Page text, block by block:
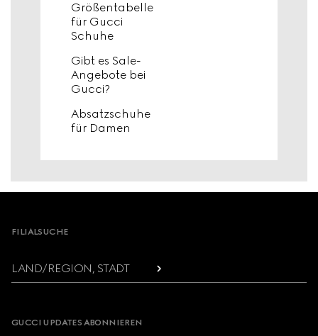
Größentabelle
für Gucci
Schuhe
Gibt es Sale-
Angebote bei
Gucci?
Absatzschuhe
für Damen
Footer
FILIALSUCHE
LAND/REGION, STADT
GUCCI UPDATES ABONNIEREN